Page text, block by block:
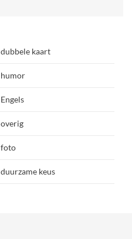
dubbele kaart
humor
Engels
overig
foto
duurzame keus